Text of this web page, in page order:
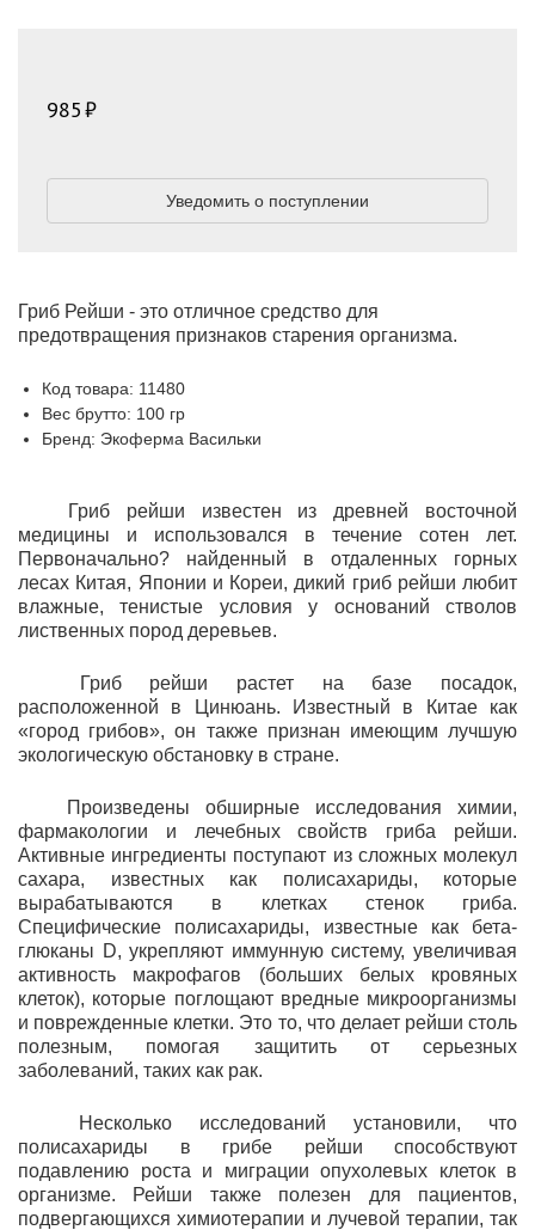
Гриб Рейши - это отличное средство для
предотвращения признаков старения организма.
Код товара: 11480
Вес брутто: 100 гр
Бренд: Экоферма Васильки
985
Уведомить о поступлении
Гриб рейши известен из древней восточной
медицины и использовался в течение сотен лет.
Первоначально? найденный в отдаленных горных
лесах Китая, Японии и Кореи, дикий гриб рейши любит
влажные, тенистые условия у оснований стволов
лиственных пород деревьев.
Гриб рейши растет на базе посадок,
расположенной в Цинюань. Известный в Китае как
«город грибов», он также признан имеющим лучшую
экологическую обстановку в стране.
Произведены обширные исследования химии,
фармакологии и лечебных свойств гриба рейши.
Активные ингредиенты поступают из сложных молекул
сахара, известных как полисахариды, которые
вырабатываются в клетках стенок гриба.
Специфические полисахариды, известные как бета-
глюканы D, укрепляют иммунную систему, увеличивая
активность макрофагов (больших белых кровяных
клеток), которые поглощают вредные микроорганизмы
и поврежденные клетки. Это то, что делает рейши столь
полезным, помогая защитить от серьезных
заболеваний, таких как рак.
Несколько исследований установили, что
полисахариды в грибе рейши способствуют
подавлению роста и миграции опухолевых клеток в
организме. Рейши также полезен для пациентов,
подвергающихся химиотерапии и лучевой терапии, так